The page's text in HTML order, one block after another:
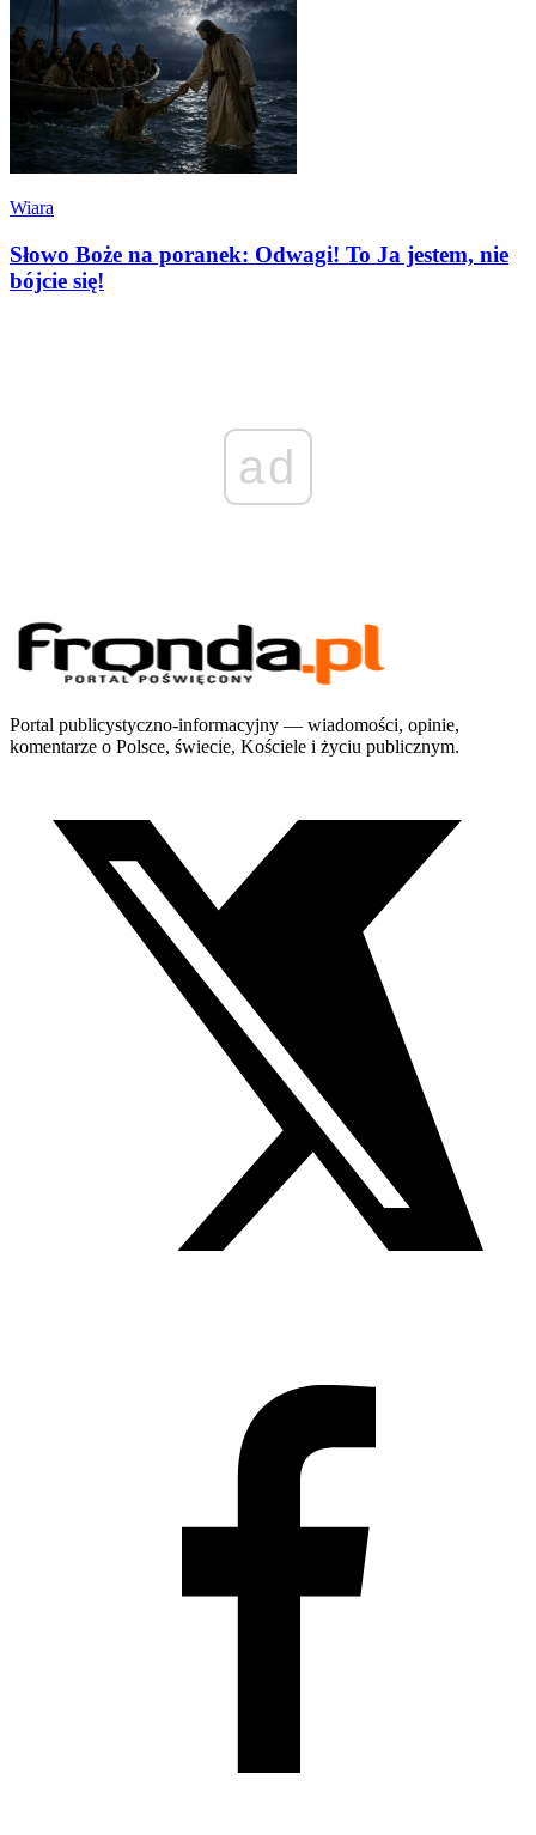
Wiara
Słowo Boże na poranek: Odwagi! To Ja jestem, nie
bójcie się!
ad
Portal publicystyczno-informacyjny — wiadomości, opinie,
komentarze o Polsce, świecie, Kościele i życiu publicznym.